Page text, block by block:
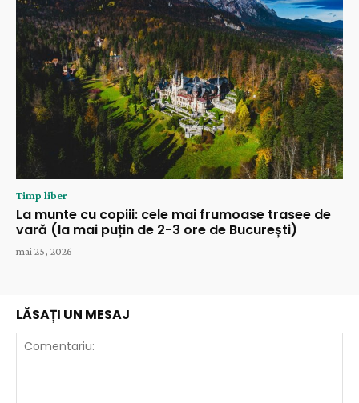
Timp liber
La munte cu copiii: cele mai frumoase trasee de
vară (la mai puțin de 2-3 ore de București)
mai 25, 2026
LĂSAȚI UN MESAJ